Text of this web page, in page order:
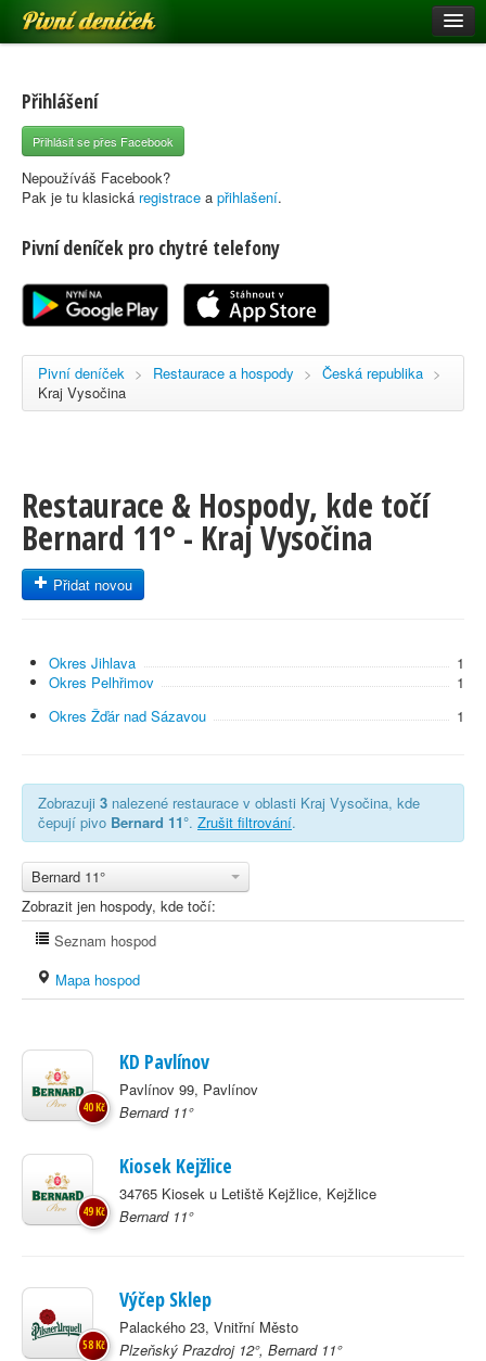
Pivní deníček
Pivní mapa
Pivní značky
Nápověda
Registrace
Přihlášení
Přihlásit se přes Facebook
Nepoužíváš Facebook?
Pak je tu klasická registrace a přihlašení.
Pivní deníček pro chytré telefony
Pivní deníček > Restaurace a hospody > Česká republika >
Kraj Vysočina
Restaurace & Hospody, kde točí
Bernard 11° - Kraj Vysočina
Přidat novou
Okres Jihlava
1
Okres Pelhřimov
1
Okres Žďár nad Sázavou
1
Zobrazuji 3 nalezené restaurace v oblasti Kraj Vysočina, kde
čepují pivo Bernard 11°. Zrušit filtrování.
Bernard 11°
Zobrazit jen hospody, kde točí:
Seznam hospod
Mapa hospod
KD Pavlínov
Pavlínov 99, Pavlínov
Bernard 11°
40 Kč
Kiosek Kejžlice
34765 Kiosek u Letiště Kejžlice, Kejžlice
Bernard 11°
49 Kč
Výčep Sklep
Palackého 23, Vnitřní Město
Plzeňský Prazdroj 12°, Bernard 11°
58 Kč